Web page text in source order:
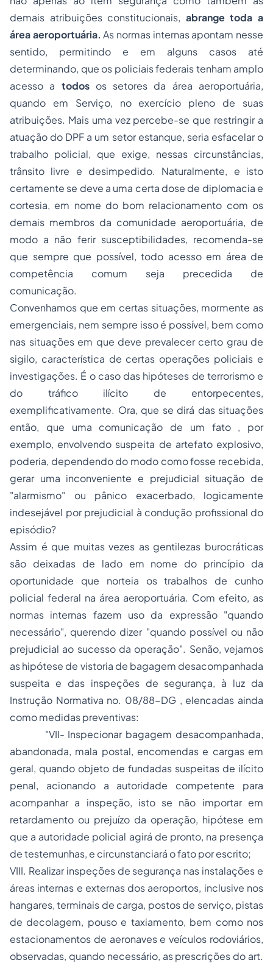
demais atribuições constitucionais, abrange toda a
área aeroportuária.As normas internas apontam nesse
sentido, permitindo e em alguns casos até
determinando, que os policiais federais tenham amplo
acesso a todos os setores da área aeroportuária,
quando em Serviço, no exercício pleno de suas
atribuições. Mais uma vez percebe-se que restringir a
atuação do DPF a um setor estanque, seria esfacelar o
trabalho policial, que exige, nessas circunstâncias,
trânsito livre e desimpedido. Naturalmente, e isto
certamente se deve a uma certa dose de diplomacia e
cortesia, em nome do bom relacionamento com os
demais membros da comunidade aeroportuária, de
modo a não ferir susceptibilidades, recomenda-se
que sempre que possível, todo acesso em área de
competência comum seja precedida de
comunicação.
Convenhamos que em certas situações, mormente as
emergenciais, nem sempre isso é possível, bem como
nas situações em que deve prevalecer certo grau de
sigilo, característica de certas operações policiais e
investigações. É o caso das hipóteses de terrorismoe
do tráfico ilícito de entorpecentes,
exemplificativamente. Ora, que se dirá das situações
então, que uma comunicação de um fato , por
exemplo, envolvendo suspeita de artefato explosivo,
poderia, dependendo do modo como fosse recebida,
gerar uma inconveniente e prejudicial situação de
"alarmismo" ou pânico exacerbado, logicamente
indesejável por prejudicial à condução profissional do
episódio?
Assim é que muitas vezes as gentilezas burocráticas
são deixadas de lado em nome do princípio da
oportunidade que norteia os trabalhos de cunho
policial federal na área aeroportuária. Com efeito, as
normas internas fazem uso da expressão "quando
necessário", querendo dizer "quando possível ou não
prejudicial ao sucesso da operação". Senão, vejamos
as hipótese de vistoria de bagagem desacompanhada
suspeita e das inspeções de segurança, à luz da
Instrução Normativa no. 08/88-DG , elencadas ainda
como medidas preventivas:
"VII- Inspecionar bagagem desacompanhada,
abandonada, mala postal, encomendas e cargas em
geral, quando objeto de fundadas suspeitas de ilícito
penal, acionando a autoridade competente para
acompanhar a inspeção, isto se não importar em
retardamento ou prejuízo da operação, hipótese em
que a autoridade policial agirá de pronto, na presença
de testemunhas, e circunstanciará o fato por escrito;
VIII. Realizar inspeções de segurança nas instalações e
áreas internas e externas dos aeroportos, inclusive nos
hangares, terminais de carga, postos de serviço, pistas
de decolagem, pouso e taxiamento, bem como nos
estacionamentos de aeronaves e veículos rodoviários,
observadas, quando necessário, as prescrições do art.